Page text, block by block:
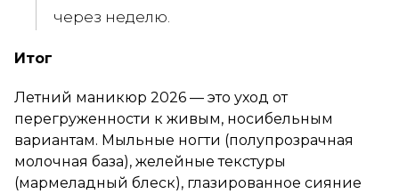
через неделю.
Итог
Летний маникюр 2026 — это уход от
перегруженности к живым, носибельным
вариантам. Мыльные ногти (полупрозрачная
молочная база), желейные текстуры
(мармеладный блеск), глазированное сияние